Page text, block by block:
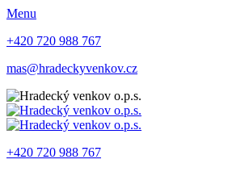
Menu
+420 720 988 767
mas@hradeckyvenkov.cz
+420 720 988 767